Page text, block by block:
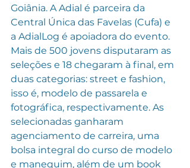
Goiânia. A Adial é parceira da
Central Única das Favelas (Cufa) e
a AdialLog é apoiadora do evento.
Mais de 500 jovens disputaram as
seleções e 18 chegaram à final, em
duas categorias: street e fashion,
isso é, modelo de passarela e
fotográfica, respectivamente. As
selecionadas ganharam
agenciamento de carreira, uma
bolsa integral do curso de modelo
e manequim, além de um book